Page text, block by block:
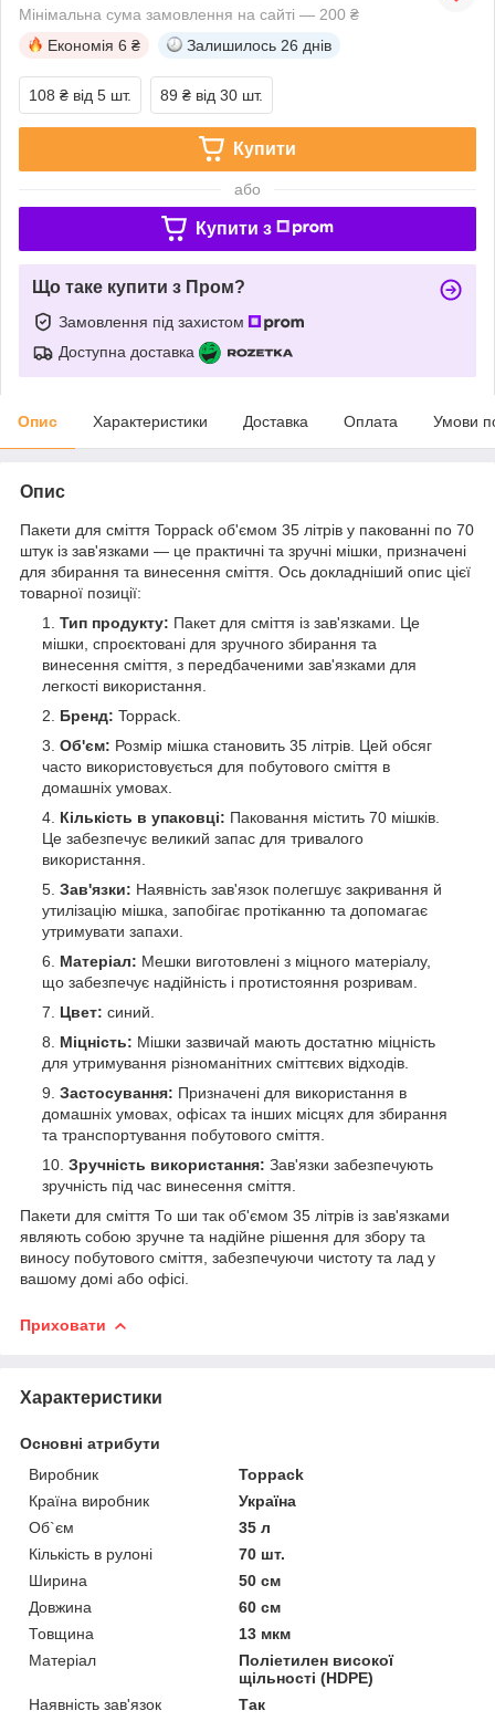
Мінімальна сума замовлення на сайті — 200 ₴
Економія 6 ₴ Залишилось 26 днів
108 ₴ від 5 шт. 89 ₴ від 30 шт.
Купити
або
Купити з
Що таке купити з Пром?
Замовлення під захистом
Доступна доставка
Опис Характеристики Доставка Оплата Умови
Опис
Пакети для сміття Toppack об'ємом 35 літрів у пакованні по 70
штук із зав'язками — це практичні та зручні мішки, призначені
для збирання та винесення сміття. Ось докладніший опис цієї
товарної позиції:
Тип продукту: Пакет для сміття із зав'язками. Це
мішки, спроєктовані для зручного збирання та
винесення сміття, з передбаченими зав'язками для
легкості використання.
Бренд: Toppack.
Об'єм: Розмір мішка становить 35 літрів. Цей обсяг
часто використовується для побутового сміття в
домашніх умовах.
Кількість в упаковці: Паковання містить 70 мішків.
Це забезпечує великий запас для тривалого
використання.
Зав'язки: Наявність зав'язок полегшує закривання й
утилізацію мішка, запобігає протіканню та допомагає
утримувати запахи.
Матеріал: Мешки виготовлені з міцного матеріалу,
що забезпечує надійність і протистояння розривам.
Цвет: синий.
Міцність: Мішки зазвичай мають достатню міцність
для утримування різноманітних сміттєвих відходів.
Застосування: Призначені для використання в
домашніх умовах, офісах та інших місцях для збирання
та транспортування побутового сміття.
Зручність використання: Зав'язки забезпечують
зручність під час винесення сміття.
Пакети для сміття То ши так об'ємом 35 літрів із зав'язками
являють собою зручне та надійне рішення для збору та
виносу побутового сміття, забезпечуючи чистоту та лад у
вашому домі або офісі.
Приховати
Характеристики
Основні атрибути
Виробник
Toppack
Країна виробник
Україна
Об`єм
35 л
Кількість в рулоні
70 шт.
Ширина
50 см
Довжина
60 см
Товщина
13 мкм
Матеріал
Поліетилен високої
щільності (HDPE)
Наявність зав'язок
Так